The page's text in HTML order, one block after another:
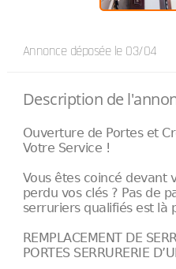
Annonce déposée le 03/04
Description de
Ouverture de Portes et
Votre Service !
Vous êtes coincé devant
perdu vos clés ? Pas de
serruriers qualifiés est là
REMPLACEMENT DE
PORTES SERRURERIE